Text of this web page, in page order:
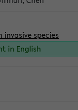
species
in English